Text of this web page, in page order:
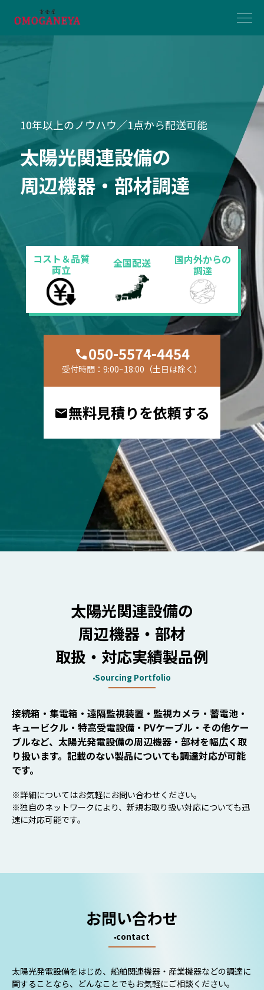
太陽光
太陽光フェンス
その他の周辺機器・部材
産業機器
技術アカデミー
お知らせ
会社概要
10年以上のノウハウ／1点から配送可能
太陽光関連設備の
周辺機器・部材調達
コスト＆品質
両立
全国配送 国内外からの
調達
050-5574-4454
受付時間：9:00~18:00（土日は除く）
無料見積りを依頼する
太陽光関連設備の
周辺機器・部材
取扱・対応実績製品例
Sourcing Portfolio
接続箱・集電箱・遠隔監視装置・監視カメラ・蓄電池・
キュービクル・特高受電設備・PVケーブル・その他ケー
ブルなど、太陽光発電設備の周辺機器・部材を幅広く取
り扱います。記載のない製品についても調達対応が可能
です。
※詳細についてはお気軽にお問い合わせください。
※独自のネットワークにより、新規お取り扱い対応についても迅
速に対応可能です。
お問い合わせ
contact
太陽光発電設備をはじめ、船舶関連機器・産業機器などの調達に
関することなら、どんなことでもお気軽にご相談ください。